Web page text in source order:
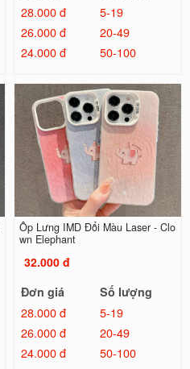
28.000 đ
5-19
26.000 đ
20-49
24.000 đ
50-100
Ốp Lưng IMD Đổi Màu Laser - Clo
wn Elephant
32.000 đ
Đơn giá
Số lượng
28.000 đ
5-19
26.000 đ
20-49
24.000 đ
50-100